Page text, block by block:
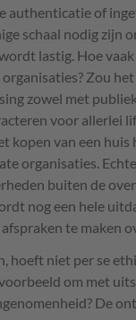
authenticatie of
schaal nodig zijn
lastig. Hoe
Zou
zowel met
voor allerlei
kopen van een huis
organisaties.
buiten de
nog een hele
te maken
hoeft niet per se
om met
De